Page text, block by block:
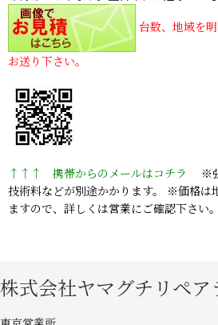
台数、地域を
お送り下さい。
↑↑↑ 携帯からのメールはコチラ
※
技術料などが別途かかります。 ※価格は
ますので、詳しくは営業にご確認下さい。
株式会社ヤマグチリペ